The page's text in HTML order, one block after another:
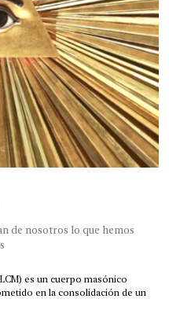
de nosotros lo que hemos
es un cuerpo masónico
en la consolidación de un